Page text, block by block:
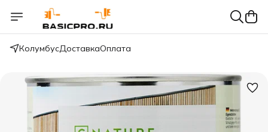
КолумбусДоставкаОплата